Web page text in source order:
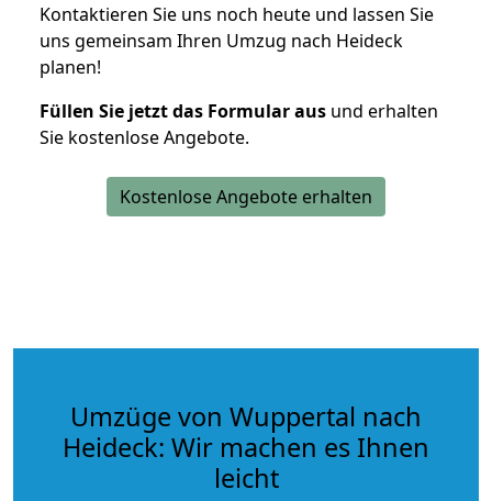
Kontaktieren Sie uns noch heute und lassen Sie
uns gemeinsam Ihren Umzug nach Heideck
planen!
Füllen Sie jetzt das Formular aus und erhalten
Sie kostenlose Angebote.
Kostenlose Angebote erhalten
Umzüge von Wuppertal nach
Heideck: Wir machen es Ihnen
leicht